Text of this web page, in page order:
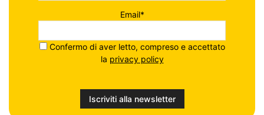
Email*
Confermo di aver letto, compreso e accettato
la privacy policy